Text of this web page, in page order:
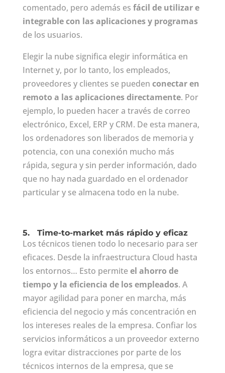
comentado, pero además es fácil de utilizar e
integrable con las aplicaciones y programas
de los usuarios.
Elegir la nube significa elegir informática en
Internet y, por lo tanto, los empleados,
proveedores y clientes se pueden conectar en
remoto a las aplicaciones directamente. Por
ejemplo, lo pueden hacer a través de correo
electrónico, Excel, ERP y CRM. De esta manera,
los ordenadores son liberados de memoria y
potencia, con una conexión mucho más
rápida, segura y sin perder información, dado
que no hay nada guardado en el ordenador
particular y se almacena todo en la nube.
5. Time-to-market más rápido y eficaz
Los técnicos tienen todo lo necesario para ser
eficaces. Desde la infraestructura Cloud hasta
los entornos… Esto permiteel ahorro de
tiempo y la eficiencia de los empleados. A
mayor agilidad para poner en marcha, más
eficiencia del negocio y más concentración en
los intereses reales de la empresa. Confiar los
servicios informáticos a un proveedor externo
logra evitar distracciones por parte de los
técnicos internos de la empresa, que se